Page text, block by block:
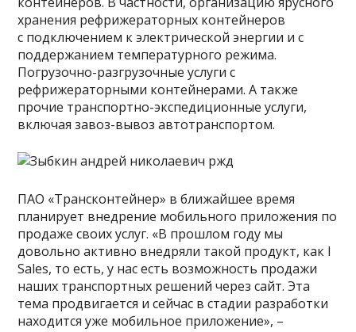
хранения рефрижераторных контейнеров
с подключением к электрической энергии и с
поддержанием температурного режима.
Погрузочно-разгрузочные услуги с
рефрижераторными контейнерами. А также
прочие транспортно-экспедиционные услуги,
включая завоз-вывоз автотранспортом.
ПАО «Трансконтейнер» в ближайшее время
планирует внедрение мобильного приложения по
продаже своих услуг. «В прошлом году мы
довольно активно внедряли такой продукт, как I
Sales, то есть, у нас есть возможность продажи
наших транспортных решений через сайт. Эта
тема продвигается и сейчас в стадии разработки
находится уже мобильное приложение», –